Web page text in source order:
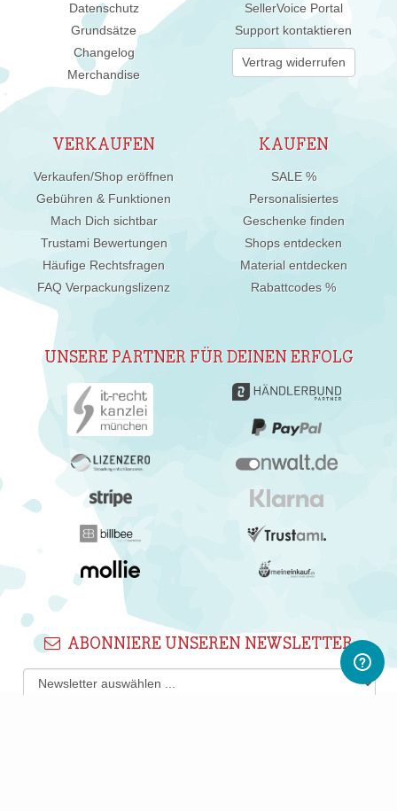
Datenschutz
Grundsätze
Changelog
Merchandise
SellerVoice Portal
Support kontaktieren
Vertrag widerrufen
VERKAUFEN
Verkaufen/Shop eröffnen
Gebühren & Funktionen
Mach Dich sichtbar
Trustami Bewertungen
Häufige Rechtsfragen
FAQ Verpackungslizenz
KAUFEN
SALE %
Personalisiertes
Geschenke finden
Shops entdecken
Material entdecken
Rabattcodes %
UNSERE PARTNER FÜR DEINEN ERFOLG
ABONNIERE UNSEREN NEWSLETTER